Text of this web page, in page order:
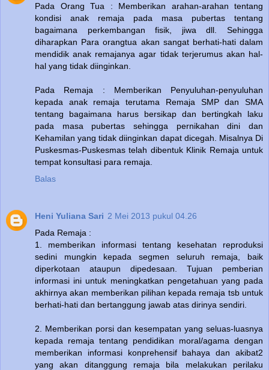
Pada Orang Tua : Memberikan arahan-arahan tentang
kondisi anak remaja pada masa pubertas tentang
bagaimana perkembangan fisik, jiwa dll. Sehingga
diharapkan Para orangtua akan sangat berhati-hati dalam
mendidik anak remajanya agar tidak terjerumus akan hal-
hal yang tidak diinginkan.
Pada Remaja : Memberikan Penyuluhan-penyuluhan
kepada anak remaja terutama Remaja SMP dan SMA
tentang bagaimana harus bersikap dan bertingkah laku
pada masa pubertas sehingga pernikahan dini dan
Kehamilan yang tidak diinginkan dapat dicegah. Misalnya Di
Puskesmas-Puskesmas telah dibentuk Klinik Remaja untuk
tempat konsultasi para remaja.
Balas
Heni Yuliana Sari 2 Mei 2013 pukul 04.26
Pada Remaja :
1. memberikan informasi tentang kesehatan reproduksi
sedini mungkin kepada segmen seluruh remaja, baik
diperkotaan ataupun dipedesaan. Tujuan pemberian
informasi ini untuk meningkatkan pengetahuan yang pada
akhirnya akan memberikan pilihan kepada remaja tsb untuk
berhati-hati dan bertanggung jawab atas dirinya sendiri.
2. Memberikan porsi dan kesempatan yang seluas-luasnya
kepada remaja tentang pendidikan moral/agama dengan
memberikan informasi konprehensif bahaya dan akibat2
yang akan ditanggung remaja bila melakukan perilaku